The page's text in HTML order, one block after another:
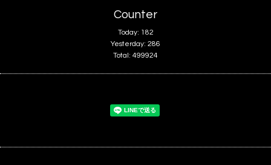
Counter
Today: 182
Yesterday: 286
Total: 499924